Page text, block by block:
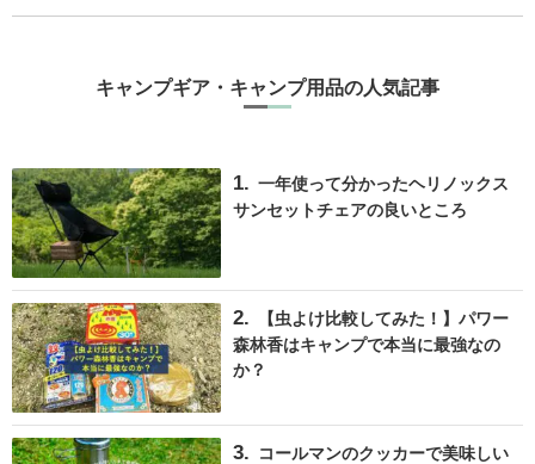
キャンプギア・キャンプ用品の人気記事
一年使って分かったヘリノックス
サンセットチェアの良いところ
【虫よけ比較してみた！】パワー
森林香はキャンプで本当に最強なの
か？
コールマンのクッカーで美味しい